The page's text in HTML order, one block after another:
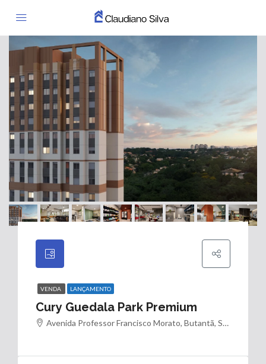
VENDA LANÇAMENTO
Cury Guedala Park Premium
Avenida Professor Francisco Morato, Butantã, São Paulo, Região Imediata de São Paulo, Região Metropolitana de São Paulo, Região Geográfica Intermediária de São Paulo, São Paulo, Região Sudeste, 05512-200, Brasil